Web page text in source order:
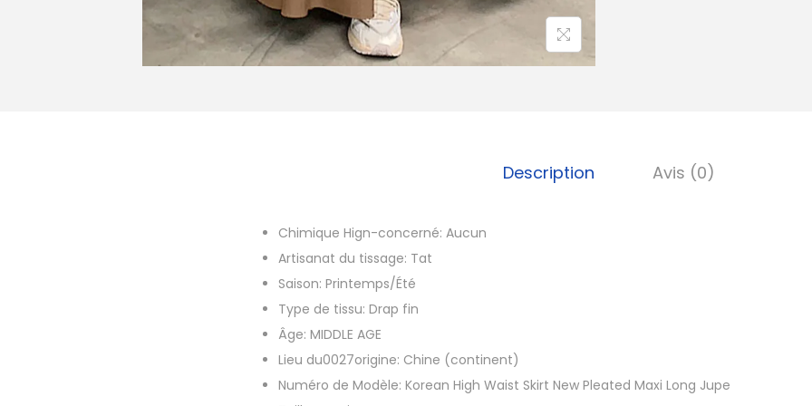
f
l
Description Avis (0)
Chimique Hign-concerné: Aucun
Artisanat du tissage: Tat
Saison: Printemps/Été
Type de tissu: Drap fin
Âge: MIDDLE AGE
Lieu du0027origine: Chine (continent)
Numéro de Modèle: Korean High Waist Skirt New Pleated Maxi Long Jupe